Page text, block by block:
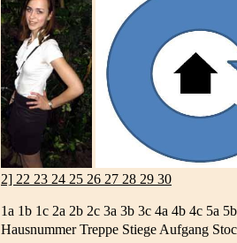
2] 22 23 24 25 26 27 28 29 30
1a 1b 1c 2a 2b 2c 3a 3b 3c 4a 4b 4c 5a
Hausnummer Treppe Stiege Aufgang